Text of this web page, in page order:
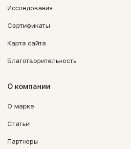
Исследования
Сертификаты
Карта сайта
Благотворительность
О компании
О марке
Статьи
Партнеры